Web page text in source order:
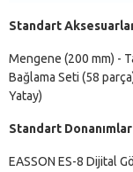
Standart
Mengene (200 mm) -
Bağlama Seti (58
Yatay)
Standart Donanımlar
EASSON ES-8 Dijital